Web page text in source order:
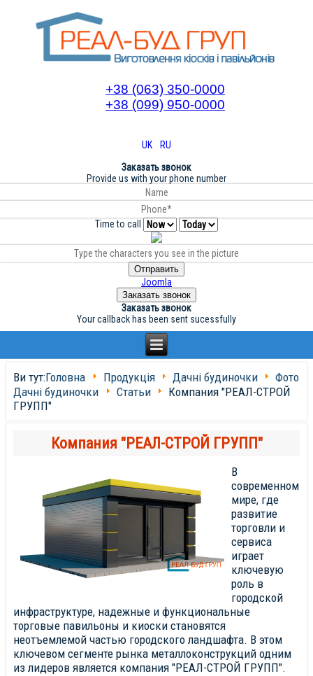
+38 (063) 350-0000
+38 (099) 950-0000
UK
RU
Заказать звонок
Provide us with your phone number
Time to call
Отправить
Joomla
Заказать звонок
Заказать звонок
Your callback has been sent sucessfully
Ви тут:Головна Продукція Дачні будиночки
Фото
Дачні будиночки
Статьи
Компания "РЕАЛ-СТРОЙ
ГРУПП"
Компания "РЕАЛ-СТРОЙ ГРУПП"
В
современном
мире, где
развитие
торговли и
сервиса
играет
ключевую
роль в
городской
инфраструктуре, надежные и функциональные
торговые павильоны и киоски становятся
неотъемлемой частью городского ландшафта. В этом
ключевом сегменте рынка металлоконструкций одним
из лидеров является компания "РЕАЛ-СТРОЙ ГРУПП".